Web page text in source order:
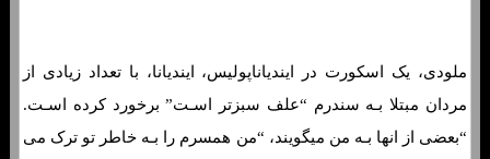
ملودی، یک اسکورت در ایندیاناپولیس، ایندیانا، با تعداد زیادی از
مردان مبتلا بـه سندرم “علف سبزتر اسـت” برخورد کرده اسـت.
“بعضی از انها بـه من میگویند، “من همسرم را بـه خاطر تو ترک می